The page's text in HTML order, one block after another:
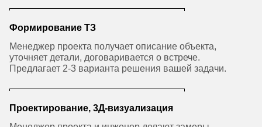
Формирование ТЗ
Менеджер проекта получает описание объекта,
уточняет детали, договаривается о встрече.
Предлагает 2-3 варианта решения вашей задачи.
Проектирование, 3Д-визуализация